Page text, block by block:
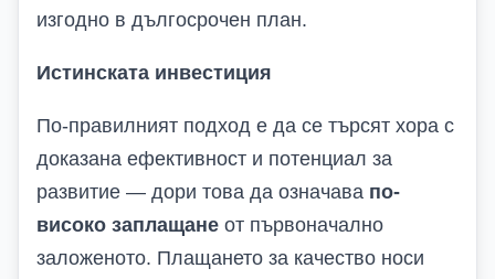
изгодно в дългосрочен план.
Истинската инвестиция
По-правилният подход е да се търсят хора с
доказана ефективност и потенциал за
развитие — дори това да означава по-
високо заплащане от първоначално
заложеното. Плащането за качество носи